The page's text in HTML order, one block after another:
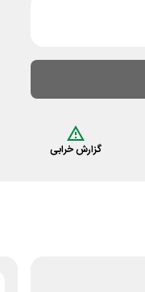
گزارش خرابی